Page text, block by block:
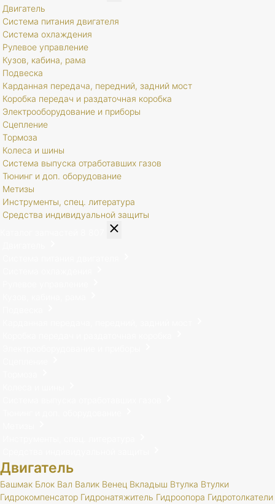
Двигатель
Система питания двигателя
Система охлаждения
Рулевое управление
Кузов, кабина, рама
Подвеска
Карданная передача, передний, задний мост
Коробка передач и раздаточная коробка
Электрооборудование и приборы
Сцепление
Тормоза
Колеса и шины
Система выпуска отработавших газов
Тюнинг и доп. оборудование
Метизы
Инструменты, спец. литература
Средства индивидуальной защиты
Двигатель
Башмак Блок Вал Валик Венец Вкладыш Втулка Втулки
Гидрокомпенсатор Гидронатяжитель Гидроопора Гидротолкатели